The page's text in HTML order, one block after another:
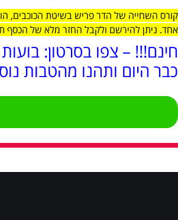
קורס השחייה של הדר פריש בשיטת הכוכבים,
אחד. ניתן להירשם ולקבל החזר מלא של הכסף תוך 30 יום בהתחייבות, במידה ולא תהיו
חינם!!! – צפו בסרטון:
כבר היום ותהנו מהטבות